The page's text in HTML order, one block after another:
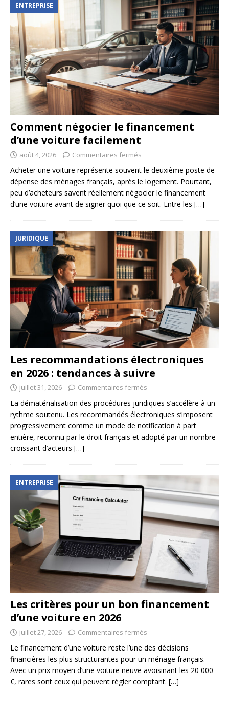
ENTREPRISE
Comment négocier le financement
d’une voiture facilement
août 4, 2026 Commentaires fermés
Acheter une voiture représente souvent le deuxième poste de
dépense des ménages français, après le logement. Pourtant,
peu d’acheteurs savent réellement négocier le financement
d’une voiture avant de signer quoi que ce soit. Entre les […]
JURIDIQUE
Les recommandations électroniques
en 2026 : tendances à suivre
juillet 31, 2026 Commentaires fermés
La dématérialisation des procédures juridiques s’accélère à un
rythme soutenu. Les recommandés électroniques s’imposent
progressivement comme un mode de notification à part
entière, reconnu par le droit français et adopté par un nombre
croissant d’acteurs […]
ENTREPRISE
Les critères pour un bon financement
d’une voiture en 2026
juillet 27, 2026 Commentaires fermés
Le financement d’une voiture reste l’une des décisions
financières les plus structurantes pour un ménage français.
Avec un prix moyen d’une voiture neuve avoisinant les 20 000
€, rares sont ceux qui peuvent régler comptant. […]